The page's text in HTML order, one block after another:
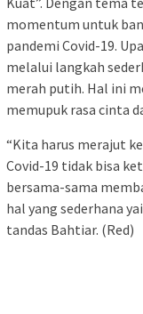
momentum untuk
pandemi Covid-19.
melalui langkah
merah putih. Hal ini
memupuk rasa cinta
“Kita harus merajut
Covid-19 tidak bisa
bersama-sama
hal yang sederhana
tandas Bahtiar. (Red)